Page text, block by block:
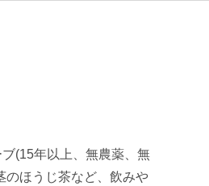
(15年以上、無農薬、無
のほうじ茶など、飲みや